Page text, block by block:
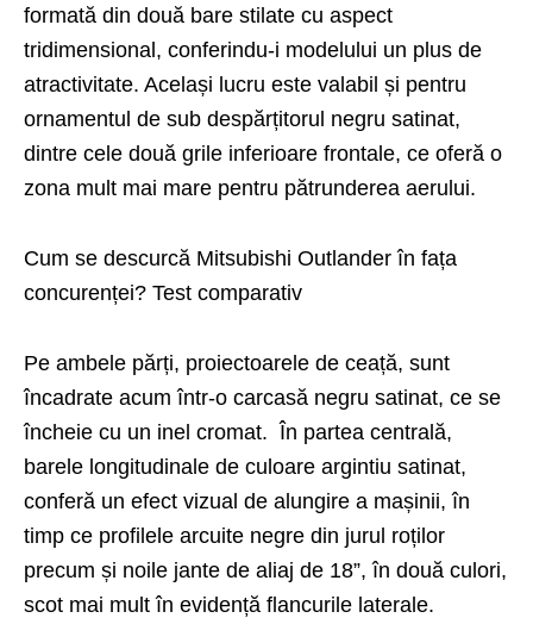
formată din două bare stilate cu aspect
tridimensional, conferindu-i modelului un plus de
atractivitate. Același lucru este valabil și pentru
ornamentul de sub despărțitorul negru satinat,
dintre cele două grile inferioare frontale, ce oferă o
zona mult mai mare pentru pătrunderea aerului.
Cum se descurcă Mitsubishi Outlander în fața
concurenței? Test comparativ
Pe ambele părți, proiectoarele de ceață, sunt
încadrate acum într-o carcasă negru satinat, ce se
încheie cu un inel cromat. În partea centrală,
barele longitudinale de culoare argintiu satinat,
conferă un efect vizual de alungire a mașinii, în
timp ce profilele arcuite negre din jurul roților
precum și noile jante de aliaj de 18”, în două culori,
scot mai mult în evidență flancurile laterale.